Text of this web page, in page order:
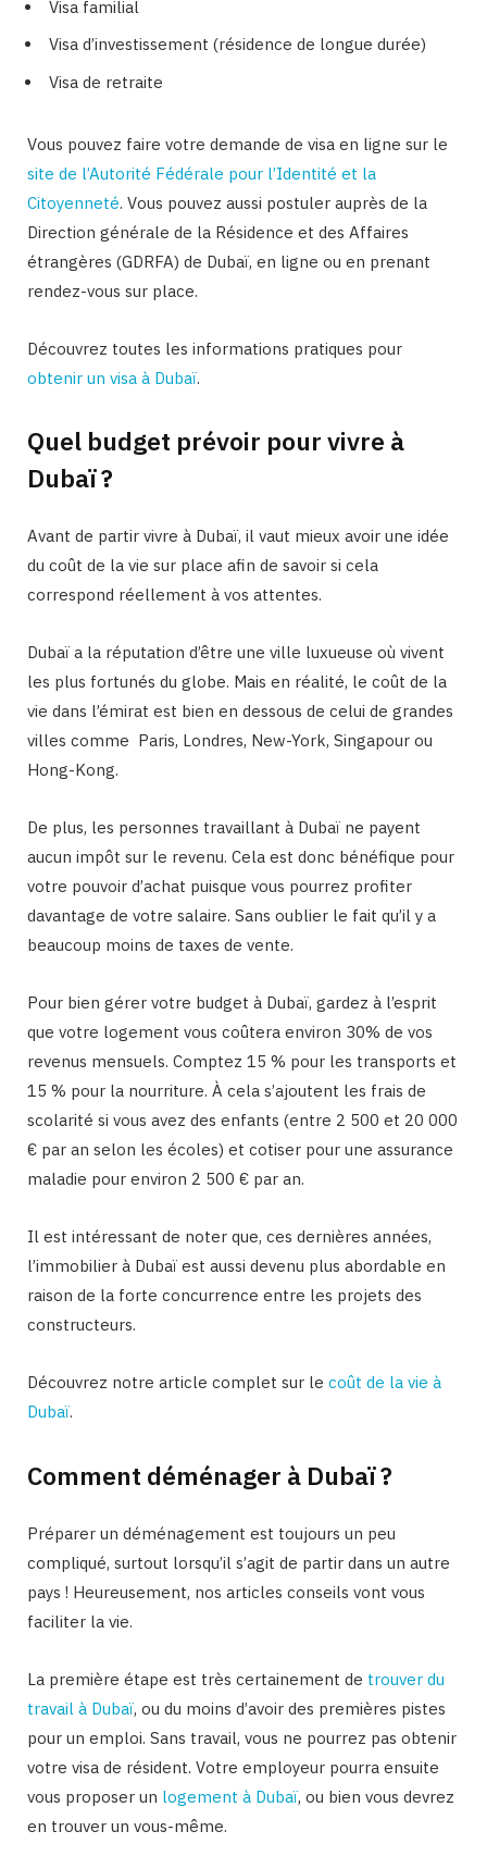
Visa familial
Visa d’investissement (résidence de longue durée)
Visa de retraite
Vous pouvez faire votre demande de visa en ligne sur le
site de l’Autorité Fédérale pour l’Identité et la
Citoyenneté. Vous pouvez aussi postuler auprès de la
Direction générale de la Résidence et des Affaires
étrangères (GDRFA) de Dubaï, en ligne ou en prenant
rendez-vous sur place.
Découvrez toutes les informations pratiques pour
obtenir un visa à Dubaï.
Quel budget prévoir pour vivre à
Dubaï ?
Avant de partir vivre à Dubaï, il vaut mieux avoir une idée
du coût de la vie sur place afin de savoir si cela
correspond réellement à vos attentes.
Dubaï a la réputation d’être une ville luxueuse où vivent
les plus fortunés du globe. Mais en réalité, le coût de la
vie dans l’émirat est bien en dessous de celui de grandes
villes comme Paris, Londres, New-York, Singapour ou
Hong-Kong.
De plus, les personnes travaillant à Dubaï ne payent
aucun impôt sur le revenu. Cela est donc bénéfique pour
votre pouvoir d’achat puisque vous pourrez profiter
davantage de votre salaire. Sans oublier le fait qu’il y a
beaucoup moins de taxes de vente.
Pour bien gérer votre budget à Dubaï, gardez à l’esprit
que votre logement vous coûtera environ 30% de vos
revenus mensuels. Comptez 15 % pour les transports et
15 % pour la nourriture. À cela s’ajoutent les frais de
scolarité si vous avez des enfants (entre 2 500 et 20 000
€ par an selon les écoles) et cotiser pour une assurance
maladie pour environ 2 500 € par an.
Il est intéressant de noter que, ces dernières années,
l’immobilier à Dubaï est aussi devenu plus abordable en
raison de la forte concurrence entre les projets des
constructeurs.
Découvrez notre article complet sur le coût de la vie à
Dubaï.
Comment déménager à Dubaï ?
Préparer un déménagement est toujours un peu
compliqué, surtout lorsqu’il s’agit de partir dans un autre
pays ! Heureusement, nos articles conseils vont vous
faciliter la vie.
La première étape est très certainement de trouver du
travail à Dubaï, ou du moins d’avoir des premières pistes
pour un emploi. Sans travail, vous ne pourrez pas obtenir
votre visa de résident. Votre employeur pourra ensuite
vous proposer un logement à Dubaï, ou bien vous devrez
en trouver un vous-même.